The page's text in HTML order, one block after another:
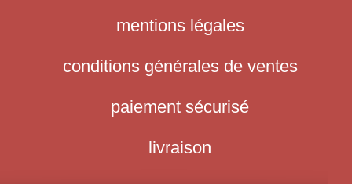
mentions légales
conditions générales de ventes
paiement sécurisé
livraison